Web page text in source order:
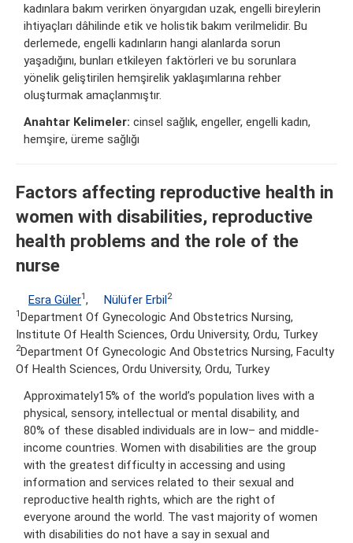
kadınlara bakım verirken önyargıdan uzak, engelli bireylerin
ihtiyaçları dâhilinde etik ve holistik bakım verilmelidir. Bu
derlemede, engelli kadınların hangi alanlarda sorun
yaşadığını, bunları etkileyen faktörleri ve bu sorunlara
yönelik geliştirilen hemşirelik yaklaşımlarına rehber
oluşturmak amaçlanmıştır.
Anahtar Kelimeler: cinsel sağlık, engeller, engelli kadın,
hemşire, üreme sağlığı
Factors affecting reproductive health in
women with disabilities, reproductive
health problems and the role of the
nurse
Esra Güler1 , Nülüfer Erbil2
1 Department Of Gynecologic And Obstetrics Nursing,
Institute Of Health Sciences, Ordu University, Ordu, Turkey
2Department Of Gynecologic And Obstetrics Nursing, Faculty
Of Health Sciences, Ordu University, Ordu, Turkey
Approximately15% of the world’s population lives with a
physical, sensory, intellectual or mental disability, and
80% of these disabled individuals are in low– and middle-
income countries. Women with disabilities are the group
with the greatest difficulty in accessing and using
information and services related to their sexual and
reproductive health rights, which are the right of
everyone around the world. The vast majority of women
with disabilities do not have a say in sexual and